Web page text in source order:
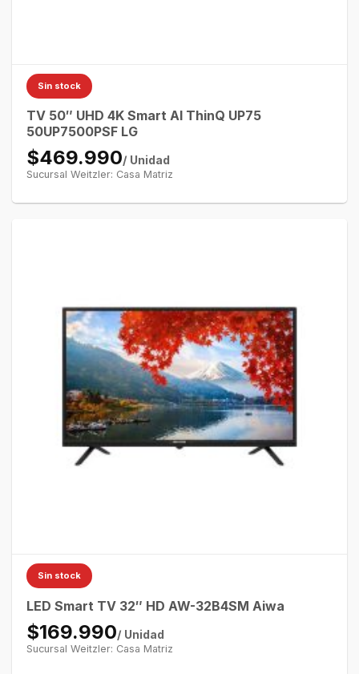
Sin stock
TV 50″ UHD 4K Smart AI ThinQ UP75
50UP7500PSF LG
$469.990/ Unidad
Sucursal Weitzler: Casa Matriz
Sin stock
LED Smart TV 32″ HD AW-32B4SM Aiwa
$169.990/ Unidad
Sucursal Weitzler: Casa Matriz